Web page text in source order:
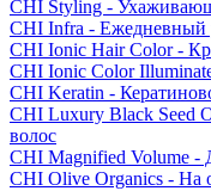
CHI Styling -
CHI Infra - Ежедневный
CHI Ionic Hair Color -
CHI Ionic Color
CHI Keratin -
CHI Luxury Black Seed
волос
CHI Magnified Volume -
CHI Olive Organics - На